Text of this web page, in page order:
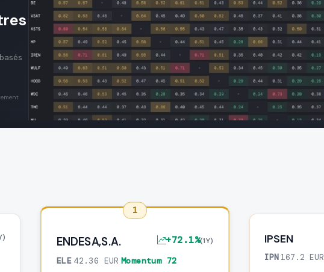
1
ENDESA,S.A. +72.1%(1Y)
ELE 42.36 EUR Momentum 72
IPSEN
IPN 167.2 EUR